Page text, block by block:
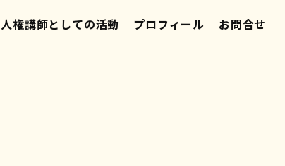
人権講師としての活動 プロフィール お問合せ